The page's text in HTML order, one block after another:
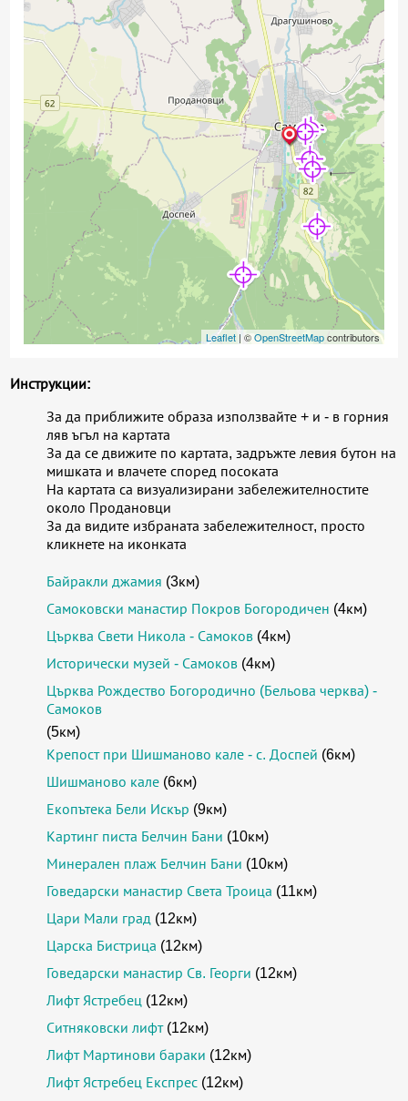
Leaflet| ©OpenStreetMapcontributors
Инструкции:
За да приближите образа използвайте + и - в горния
ляв ъгъл на картата
За да се движите по картата, задръжте левия бутон на
мишката и влачете според посоката
На картата са визуализирани забележителностите
около Продановци
За да видите избраната забележителност, просто
кликнете на иконката
Байракли джамия (3км)
Самоковски манастир Покров Богородичен (4км)
Църква Свети Никола - Самоков (4км)
Исторически музей - Самоков (4км)
Църква Рождество Богородично (Бельова черква) -
Самоков
(5км)
Крепост при Шишманово кале - с. Доспей (6км)
Шишманово кале (6км)
Екопътека Бели Искър (9км)
Картинг писта Белчин Бани (10км)
Минерален плаж Белчин Бани (10км)
Говедарски манастир Света Троица (11км)
Цари Мали град (12км)
Царска Бистрица (12км)
Говедарски манастир Св. Георги (12км)
Лифт Ястребец (12км)
Ситняковски лифт(12км)
Лифт Мартинови бараки (12км)
Лифт Ястребец Експрес (12км)